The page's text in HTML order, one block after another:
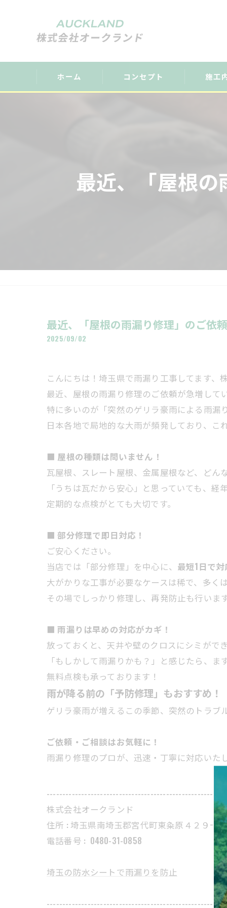
ホーム コンセプト 施工
最近、「屋根
最近、「屋根の雨漏り修理」のご依
2025/09/02
こんにちは！埼玉県で雨漏り工事してます、
最近、屋根の雨漏り修理のご依頼が急増して
特に多いのが「突然のゲリラ豪雨による雨漏
日本各地で局地的な大雨が頻発しており、
■ 屋根の種類は問いません！
瓦屋根、スレート屋根、金属屋根など、どん
「うちは瓦だから安心」と思っていても、
定期的な点検がとても大切です。
■ 部分修理で即日対応！
ご安心ください。
当店では「部分修理」を中心に、 最短1日で
大がかりな工事が必要なケースは稀で、多く
その場でしっかり修理し、再発防止も行いま
■ 雨漏りは早めの対応がカギ！
放っておくと、天井や壁のクロスにシミがで
「もしかして雨漏りかも？」と感じたら、
無料点検も承っております！
雨が降る前の「予防修理」もおすすめ！
ゲリラ豪雨が増えるこの季節、突然のトラ
ご依頼・ご相談はお気軽に！
雨漏り修理のプロが、迅速・丁寧に対応いた
株式会社オークランド
住所 : 埼玉県南埼玉郡宮代町東粂原４２９−３
電話番号 : 0480-31-0858
埼玉の防水シートで雨漏りを防止